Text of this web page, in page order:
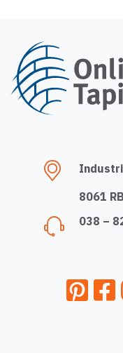
8061
038 –